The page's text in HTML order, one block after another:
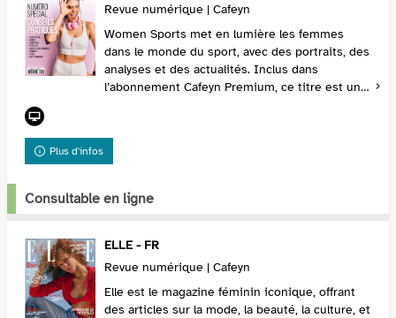
Revue numérique | Cafeyn
Women Sports met en lumière les femmes
dans le monde du sport, avec des portraits, des
analyses et des actualités. Inclus dans
l’abonnement Cafeyn Premium, ce titre est une
Plus d'infos
Consultable en ligne
ELLE - FR
Revue numérique | Cafeyn
Elle est le magazine féminin iconique, offrant
des articles sur la mode, la beauté, la culture, et